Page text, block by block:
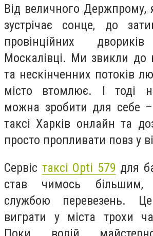
Від величного
зустрічає сонце, до
провінційних
Москалівці. Ми звикли до
та нескінченних потоків
місто втомлює. І тоді
можна зробити для себе
таксі Харків онлайн та
просто пропливати повз у
Сервіс таксі Opti 579 для
став чимось більшим,
службою перевезень.
виграти у міста трохи